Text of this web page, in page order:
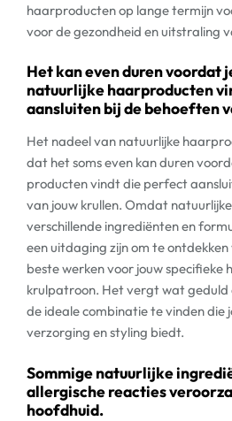
haarproducten op lange termijn
voor de gezondheid en uitstraling
Het kan even duren voordat
natuurlijke haarproducten
aansluiten bij de behoeften
Het nadeel van natuurlijke
dat het soms even kan duren
producten vindt die perfect
van jouw krullen. Omdat
verschillende ingrediënten en
een uitdaging zijn om te
beste werken voor jouw specifieke
krulpatroon. Het vergt wat geduld
de ideale combinatie te vinden die
verzorging en styling biedt.
Sommige natuurlijke
allergische reacties
hoofdhuid.